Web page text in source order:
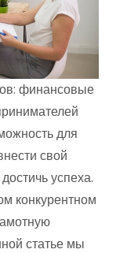
финансовые
для
свой
успеха.
конкурентном
статье мы